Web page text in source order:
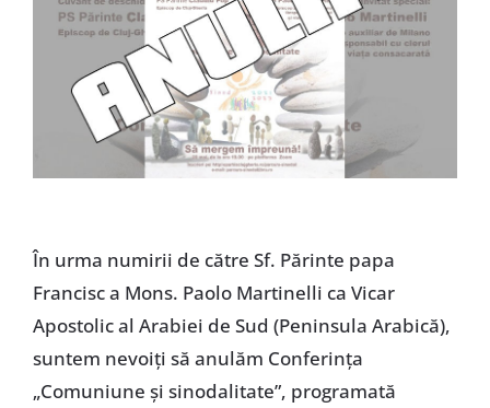
În urma numirii de către Sf. Părinte papa
Francisc a Mons. Paolo Martinelli ca Vicar
Apostolic al Arabiei de Sud (Peninsula Arabică),
suntem nevoiți să anulăm Conferința
„Comuniune și sinodalitate”, programată